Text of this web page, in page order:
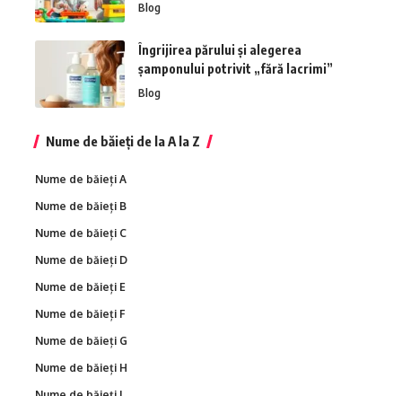
Blog
Îngrijirea părului și alegerea
șamponului potrivit „fără lacrimi”
Blog
Nume de băieți de la A la Z
Nume de băieți A
Nume de băieți B
Nume de băieți C
Nume de băieți D
Nume de băieți E
Nume de băieți F
Nume de băieți G
Nume de băieți H